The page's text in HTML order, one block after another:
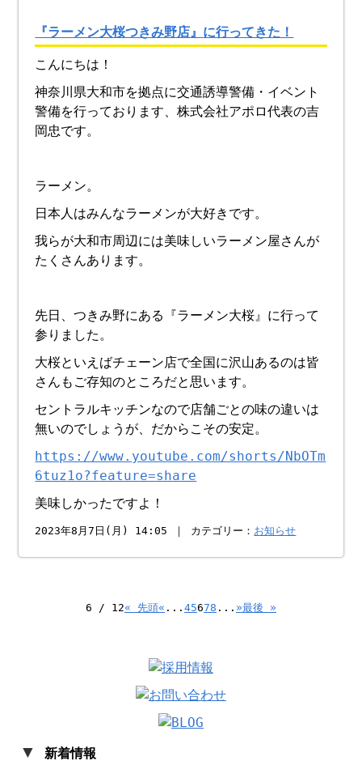
『ラーメン大桜つきみ野店』に行ってきた！
こんにちは！
神奈川県大和市を拠点に交通誘導警備・イベント
警備を行っております、株式会社アポロ代表の吉
岡忠です。
ラーメン。
日本人はみんなラーメンが大好きです。
我らが大和市周辺には美味しいラーメン屋さんが
たくさんあります。
先日、つきみ野にある『ラーメン大桜』に行って
参りました。
大桜といえばチェーン店で全国に沢山あるのは皆
さんもご存知のところだと思います。
セントラルキッチンなので店舗ごとの味の違いは
無いのでしょうが、だからこその安定。
https://www.youtube.com/shorts/NbOTm
6tuz1o?feature=share
美味しかったですよ！
2023年8月7日(月) 14:05 ｜ カテゴリー： お知らせ
6 / 12« 先頭« ... 45678 ... »最後 »
▼ 新着情報